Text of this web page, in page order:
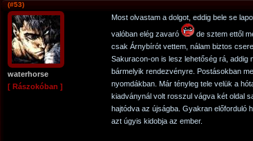
(#53)
waterhorse
[ Rászokóban ]
Most olvastam a dolgot, eddig bele se
valóban elég zavaró
de sztem ettől
csak Árnybírót vettem, nálam biztos
Sakuracon-on is lesz lehetőség rá, addig
bármelyik rendezvényre. Postásokban
nyomdákban. Már tényleg tele velük a
kiadványnál volt rosszul vágva két oldal
hajtódva az újságba. Gyakran előforduló
azt úgyis kidobja az ember.